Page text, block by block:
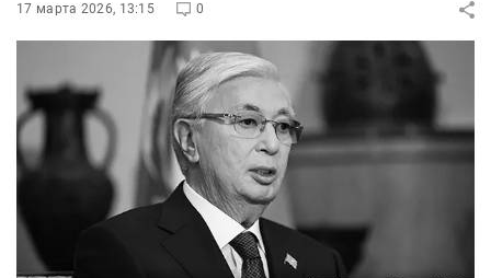
17 марта 2026, 13:15 0